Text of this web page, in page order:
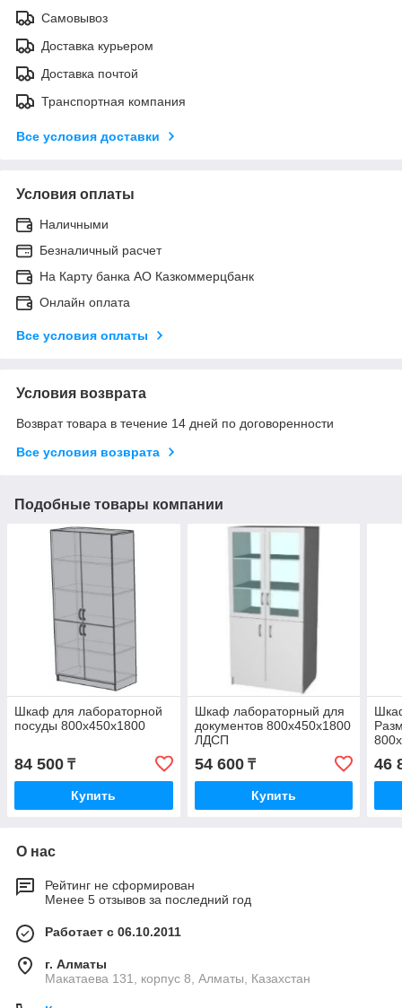
Самовывоз
Доставка курьером
Доставка почтой
Транспортная компания
Все условия доставки
Условия оплаты
Наличными
Безналичный расчет
На Карту банка АО Казкоммерцбанк
Онлайн оплата
Все условия оплаты
Условия возврата
Возврат товара в течение 14 дней по договоренности
Все условия возврата
Подобные товары компании
Шкаф для лабораторной
посуды 800x450x1800
84 500 ₸
Купить
Шкаф лабораторный для
документов 800x450x1800
ЛДСП
54 600₸
Купить
46
О нас
Рейтинг не сформирован
Менее 5 отзывов за последний год
Работает с 06.10.2011
г. Алматы
Макатаева 131, корпус 8, Алматы, Казахстан